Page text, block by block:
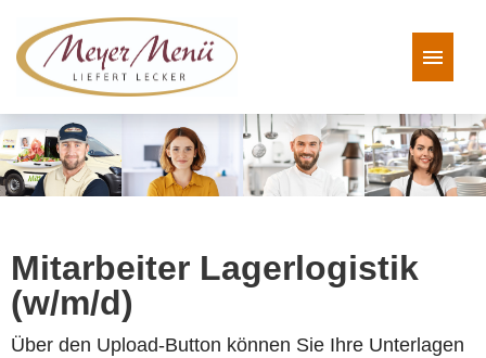
Ihre Karriere bei uns
FAQ
Mitarbeiter Lagerlogistik
(w/m/d)
Über den Upload-Button können Sie Ihre Unterlagen